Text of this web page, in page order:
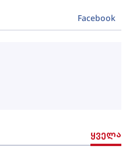
ყველა
Facebook